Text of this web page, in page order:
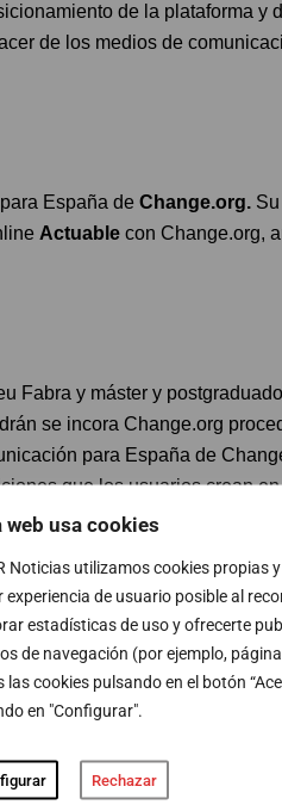
web usa cookies
Noticias utilizamos cookies propias
experiencia de usuario posible al
estadísticas de uso y ofrecerte
de navegación (por ejemplo,
las cookies pulsando en el botón
en "Configurar".
Rechazar
de la plataforma y
de los medios de
España de Change.org.
Actuable con Change.org,
Fabra y máster y
se incora Change.org
para España de
que los usuarios crean
social.